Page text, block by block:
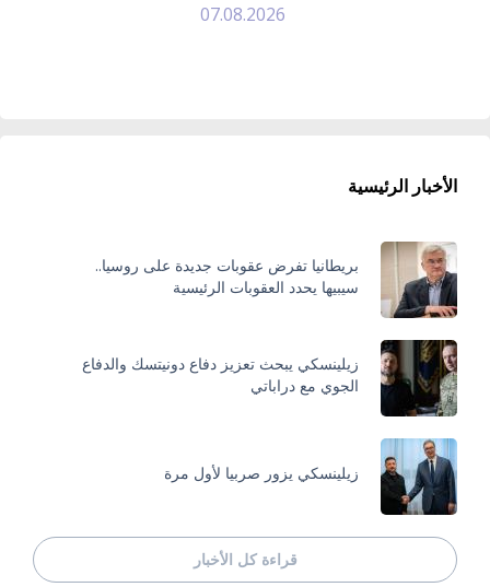
07.08.2026
الأخبار الرئيسية
بريطانيا تفرض عقوبات جديدة على روسيا..
سيبيها يحدد العقوبات الرئيسية
زيلينسكي يبحث تعزيز دفاع دونيتسك والدفاع
الجوي مع دراباتي
زيلينسكي يزور صربيا لأول مرة
قراءة كل الأخبار